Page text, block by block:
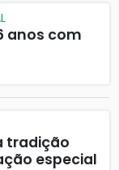
anos com
tradição
especial